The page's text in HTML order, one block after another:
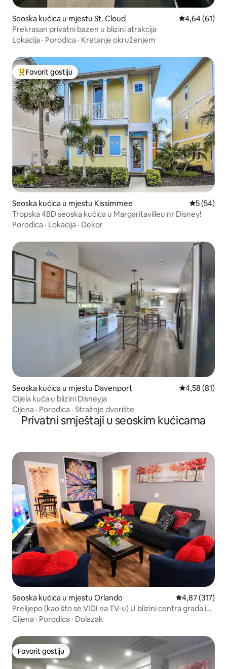
Seoska kućica u mjestu St. Cloud Prosječna
4,64 (61)
Prekrasan privatni bazen u blizini atrakcija
Lokacija · Porodica · Kretanje okruženjem
Glavni favorit gostiju
Favorit gostiju
Seoska kućica u mjestu Kissimmee Prosječna
5 (54)
Tropska 4BD seoska kućica u Margaritavilleu nr Disney!
Porodica · Lokacija · Dekor
Seoska kućica u mjestu Davenport Prosječna
4,58 (81)
Cijela kuća u blizini Disneyja
Cijena · Porodica · Stražnje dvorište
Privatni smještaji u seoskim kućicama
Seoska kućica u mjestu Orlando Prosječna
4,87 (317)
Prelijepo (kao što se VIDI na TV-u) U blizini centra grada i
aerodroma
Cijena · Porodica · Dolazak
Favorit gostiju
Favorit gostiju